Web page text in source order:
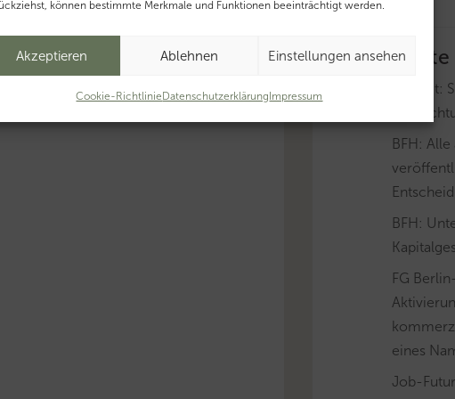
können bestimmte Merkmale und Funktionen beeinträchtigt werden.
Akzeptieren Ablehnen Einstellungen ansehen
Cookie-Richtlinie Datenschutzerklärung Impressum
letzte
BayLfSt:
BFH:
BFH:
FG
eines
Job-